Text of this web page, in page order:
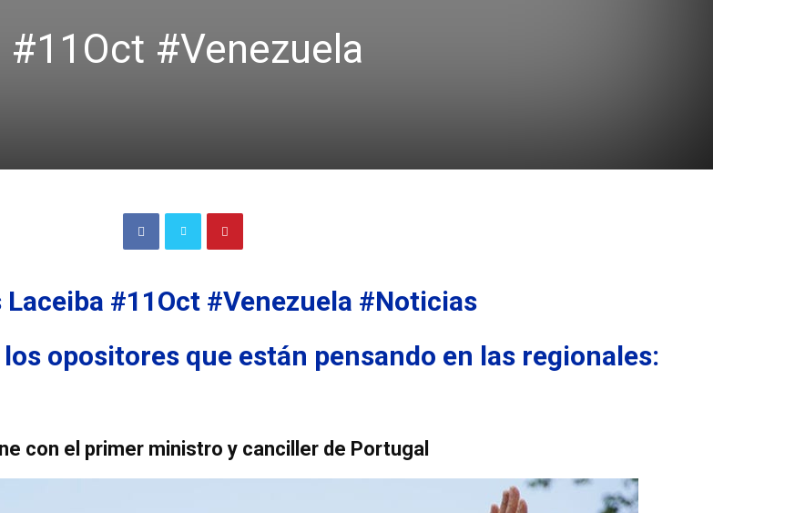
#Venezuela
#11Oct #Venezuela #Noticias
opositores que están pensando en las regionales:
con el primer ministro y canciller de Portugal